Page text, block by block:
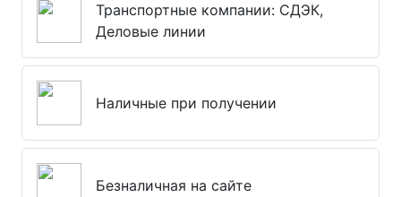
Транспортные компании: СДЭК,
Деловые линии
Наличные при получении
Безналичная на сайте